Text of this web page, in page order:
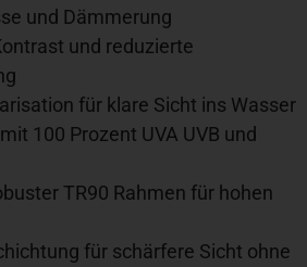
und Dämmerung
und reduzierte
für klare Sicht ins Wasser
100 Prozent UVA UVB und
TR90 Rahmen für hohen
für schärfere Sicht ohne